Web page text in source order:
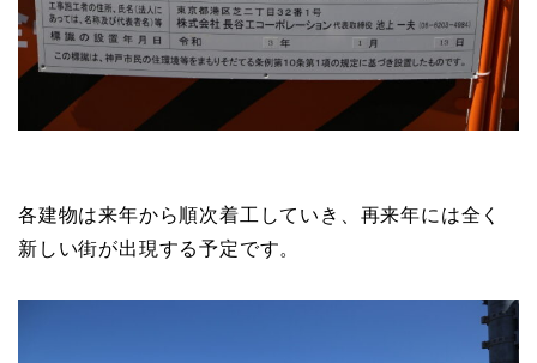
各建物は来年から順次着工していき、再来年には全く
新しい街が出現する予定です。